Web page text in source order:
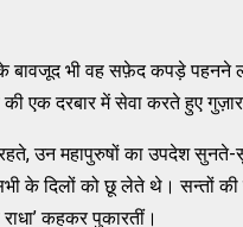
बावजूद भी वह सफ़ेद कपड़े
एक दरबार में सेवा करते हुए
उन महापुरुषों का उपदेश सुनते-
के दिलों को छू लेते थे। सन्तों की
कहकर पुकारतीं।